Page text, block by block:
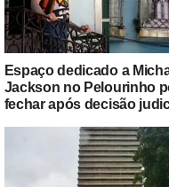
Espaço dedicado a
Jackson no Pelourinho
fechar após decisão